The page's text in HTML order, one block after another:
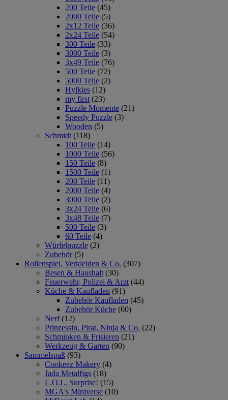
200 Teile (45)
2000 Teile (5)
2x12 Teile (36)
2x24 Teile (54)
300 Teile (33)
3000 Teile (3)
3x49 Teile (76)
500 Teile (72)
5000 Teile (2)
Hylkies (12)
my first (23)
Puzzle Momente (21)
Speedy Puzzle (3)
Wooden (5)
Schmidt (118)
100 Teile (14)
1000 Teile (56)
150 Teile (8)
1500 Teile (1)
200 Teile (11)
2000 Teile (4)
3000 Teile (2)
3x24 Teile (6)
3x48 Teile (7)
500 Teile (3)
60 Teile (4)
Würfelpuzzle (2)
Zubehör (5)
Rollenspiel, Verkleiden & Co. (307)
Besen & Haushalt (30)
Feuerwehr, Polizei & Arzt (44)
Küche & Kaufladen (91)
Zubehör Kaufladen (45)
Zubehör Küche (60)
Nerf (12)
Prinzessin, Pirat, Ninja & Co. (22)
Schminken & Frisieren (21)
Werkzeug & Garten (90)
Sammelspaß (93)
Cookeez Makery (4)
Jada Metalfigs (18)
L.O.L. Surprise! (15)
MGA's Miniverse (10)